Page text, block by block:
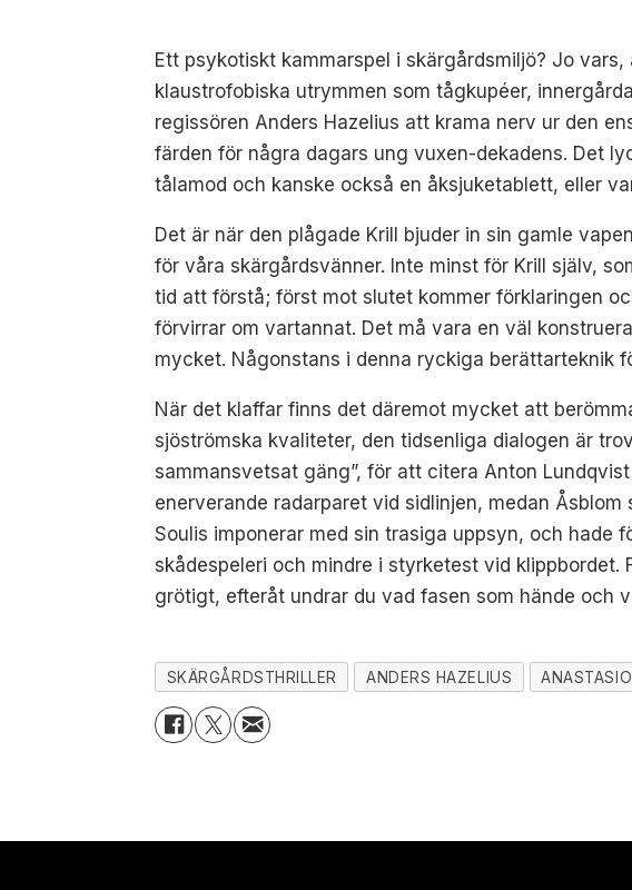
Ett psykotiskt kammarspel i skärgårdsmiljö? Jo
klaustrofobiska utrymmen som tågkupéer,
regissören Anders Hazelius att krama nerv ur den
färden för några dagars ung vuxen-dekadens. Det
tålamod och kanske också en åksjuketablett, eller
Det är när den plågade Krill bjuder in sin gamle
för våra skärgårdsvänner. Inte minst för Krill själv,
tid att förstå; först mot slutet kommer förklaringen
förvirrar om vartannat. Det må vara en väl
mycket. Någonstans i denna ryckiga berättarteknik
När det klaffar finns det däremot mycket att
sjöströmska kvaliteter, den tidsenliga dialogen är
sammansvetsat gäng”, för att citera Anton
enerverande radarparet vid sidlinjen, medan
Soulis imponerar med sin trasiga uppsyn, och hade
skådespeleri och mindre i styrketest vid
grötigt, efteråt undrar du vad fasen som hände och
SKÄRGÅRDSTHRILLER ANDERS HAZELIUS